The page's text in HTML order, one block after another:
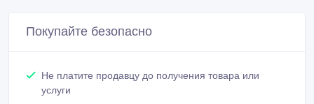
Покупайте безопасно
Не платите продавцу до получения товара или
услуги